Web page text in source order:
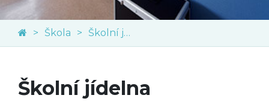
Škola Školní jídelna
Školní jídelna